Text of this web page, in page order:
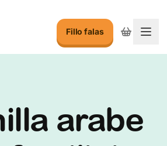
Fillo falas
arabe